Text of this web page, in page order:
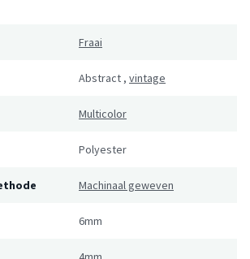
Fraai
Abstract , vintage
Multicolor
Polyester
Machinaal geweven
6mm